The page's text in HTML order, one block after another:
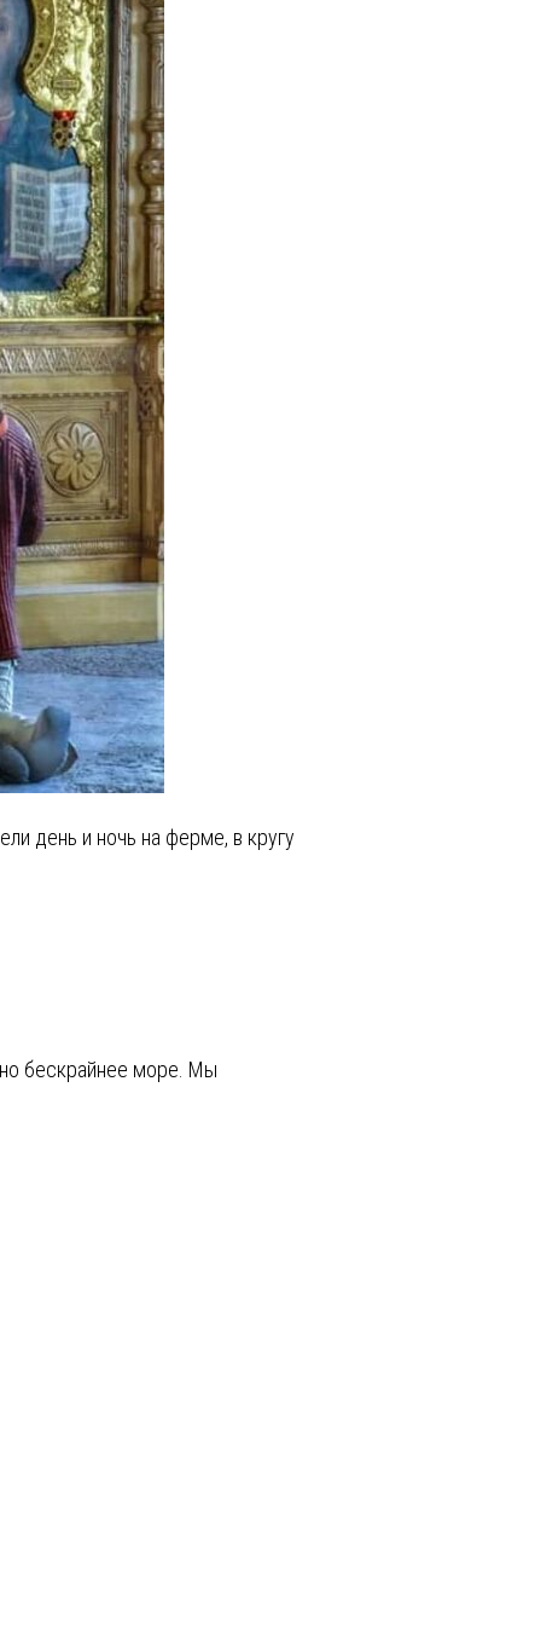
день и ночь на ферме, в кругу
бескрайнее море. Мы